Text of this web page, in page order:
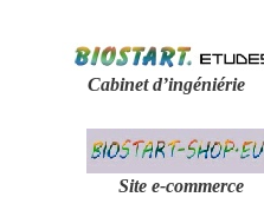
Cabinet d’ingéniérie
Site e-commerce